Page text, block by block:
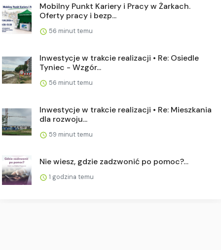
Mobilny Punkt Kariery i Pracy w Żarkach.
Oferty pracy i bezp...
56 minut temu
Inwestycje w trakcie realizacji • Re: Osiedle
Tyniec - Wzgór...
56 minut temu
Inwestycje w trakcie realizacji • Re: Mieszkania
dla rozwoju...
59 minut temu
Nie wiesz, gdzie zadzwonić po pomoc?…
1 godzina temu